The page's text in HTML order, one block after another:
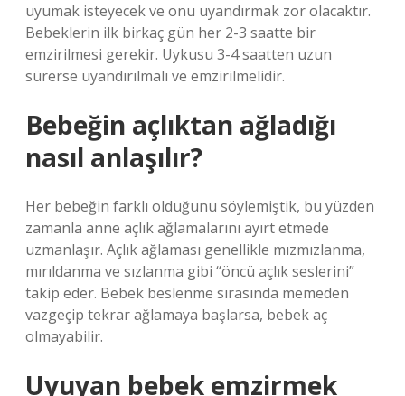
uyumak isteyecek ve onu uyandırmak zor olacaktır.
Bebeklerin ilk birkaç gün her 2-3 saatte bir
emzirilmesi gerekir. Uykusu 3-4 saatten uzun
sürerse uyandırılmalı ve emzirilmelidir.
Bebeğin açlıktan ağladığı
nasıl anlaşılır?
Her bebeğin farklı olduğunu söylemiştik, bu yüzden
zamanla anne açlık ağlamalarını ayırt etmede
uzmanlaşır. Açlık ağlaması genellikle mızmızlanma,
mırıldanma ve sızlanma gibi “öncü açlık seslerini”
takip eder. Bebek beslenme sırasında memeden
vazgeçip tekrar ağlamaya başlarsa, bebek aç
olmayabilir.
Uyuyan bebek emzirmek